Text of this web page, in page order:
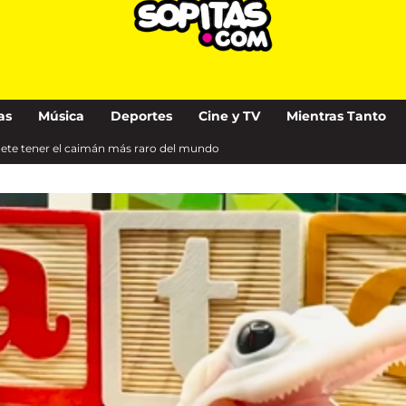
Música Deportes Cine y TV Mientras Tanto
tener el caimán más raro del mundo